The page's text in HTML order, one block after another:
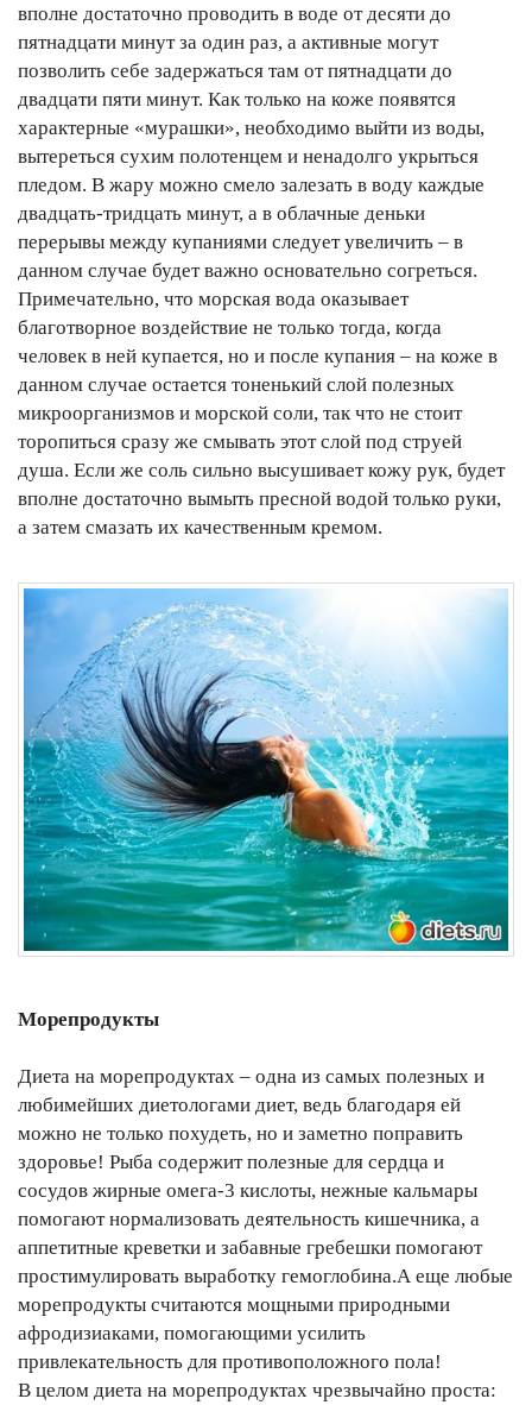
вполне достаточно проводить в воде от десяти до
пятнадцати минут за один раз, а активные могут
позволить себе задержаться там от пятнадцати до
двадцати пяти минут. Как только на коже появятся
характерные «мурашки», необходимо выйти из воды,
вытереться сухим полотенцем и ненадолго укрыться
пледом. В жару можно смело залезать в воду каждые
двадцать-тридцать минут, а в облачные деньки
перерывы между купаниями следует увеличить – в
данном случае будет важно основательно согреться.
Примечательно, что морская вода оказывает
благотворное воздействие не только тогда, когда
человек в ней купается, но и после купания – на коже в
данном случае остается тоненький слой полезных
микроорганизмов и морской соли, так что не стоит
торопиться сразу же смывать этот слой под струей
душа. Если же соль сильно высушивает кожу рук, будет
вполне достаточно вымыть пресной водой только руки,
а затем смазать их качественным кремом.
Морепродукты
Диета на морепродуктах – одна из самых полезных и
любимейших диетологами диет, ведь благодаря ей
можно не только похудеть, но и заметно поправить
здоровье! Рыба содержит полезные для сердца и
сосудов жирные омега-3 кислоты, нежные кальмары
помогают нормализовать деятельность кишечника, а
аппетитные креветки и забавные гребешки помогают
простимулировать выработку гемоглобина.А еще любые
морепродукты считаются мощными природными
афродизиаками, помогающими усилить
привлекательность для противоположного пола!
В целом диета на морепродуктах чрезвычайно проста: